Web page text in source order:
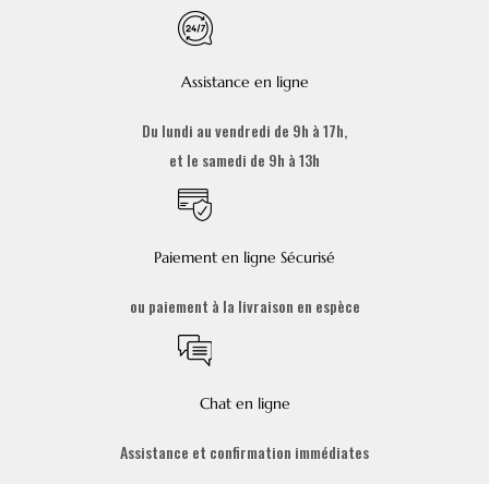
Assistance en ligne
Du lundi au vendredi de 9h à 17h,
et le samedi de 9h à 13h
Paiement en ligne Sécurisé
ou paiement à la livraison en espèce
Chat en ligne
Assistance et confirmation immédiates